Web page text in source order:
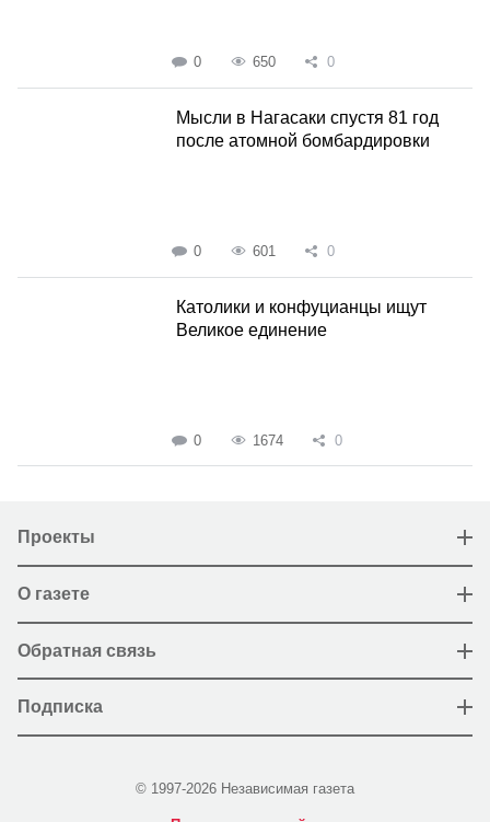
0 650 0
Мысли в Нагасаки спустя 81 год
после атомной бомбардировки
0 601 0
Католики и конфуцианцы ищут
Великое единение
0 1674 0
Проекты
О газете
Обратная связь
Подписка
© 1997-2026 Независимая газета